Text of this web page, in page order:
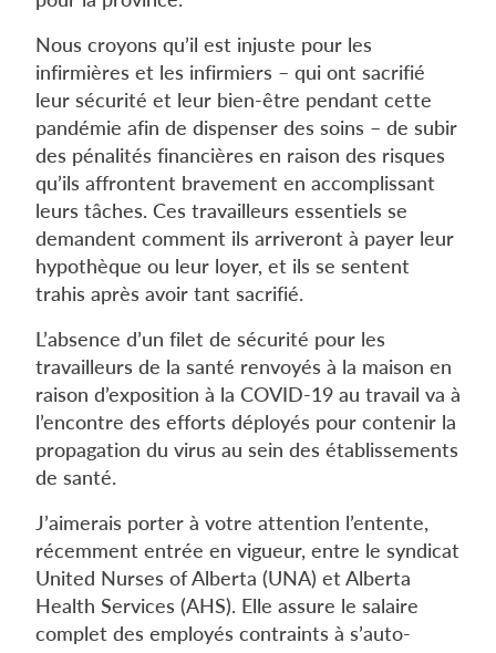
Nous croyons qu’il est injuste pour les
infirmières et les infirmiers – qui ont sacrifié
leur sécurité et leur bien-être pendant cette
pandémie afin de dispenser des soins – de subir
des pénalités financières en raison des risques
qu’ils affrontent bravement en accomplissant
leurs tâches. Ces travailleurs essentiels se
demandent comment ils arriveront à payer leur
hypothèque ou leur loyer, et ils se sentent
trahis après avoir tant sacrifié.
L’absence d’un filet de sécurité pour les
travailleurs de la santé renvoyés à la maison en
raison d’exposition à la COVID-19 au travail va à
l’encontre des efforts déployés pour contenir la
propagation du virus au sein des établissements
de santé.
J’aimerais porter à votre attention l’entente,
récemment entrée en vigueur, entre le syndicat
United Nurses of Alberta (UNA) et Alberta
Health Services (AHS). Elle assure le salaire
complet des employés contraints à s’auto-